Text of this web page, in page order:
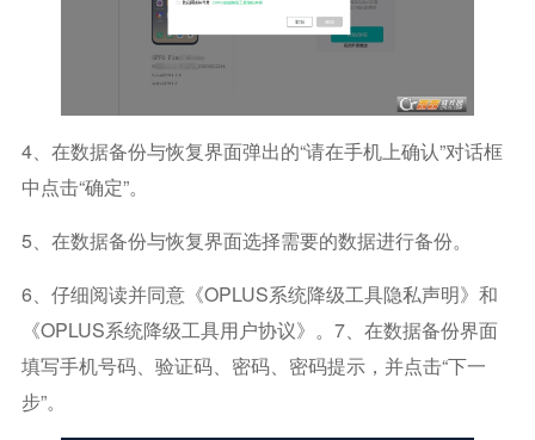
4、在数据备份与恢复界面弹出的“请在手机上确认”对话框
中点击“确定”。
5、在数据备份与恢复界面选择需要的数据进行备份。
6、仔细阅读并同意《OPLUS系统降级工具隐私声明》和
《OPLUS系统降级工具用户协议》。7、在数据备份界面
填写手机号码、验证码、密码、密码提示，并点击“下一
步”。